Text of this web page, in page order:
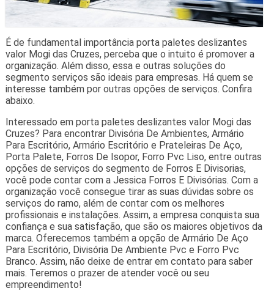
É de fundamental importância porta paletes deslizantes
valor Mogi das Cruzes, perceba que o intuito é promover a
organização. Além disso, essa e outras soluções do
segmento serviços são ideais para empresas. Há quem se
interesse também por outras opções de serviços. Confira
abaixo.
Interessado em porta paletes deslizantes valor Mogi das
Cruzes? Para encontrar Divisória De Ambientes, Armário
Para Escritório, Armário Escritório e Prateleiras De Aço,
Porta Palete, Forros De Isopor, Forro Pvc Liso, entre outras
opções de serviços do segmento de Forros E Divisorias,
você pode contar com a Jessica Forros E Divisórias. Com a
organização você consegue tirar as suas dúvidas sobre os
serviços do ramo, além de contar com os melhores
profissionais e instalações. Assim, a empresa conquista sua
confiança e sua satisfação, que são os maiores objetivos da
marca. Oferecemos também a opção de Armário De Aço
Para Escritório, Divisória De Ambiente Pvc e Forro Pvc
Branco. Assim, não deixe de entrar em contato para saber
mais. Teremos o prazer de atender você ou seu
empreendimento!